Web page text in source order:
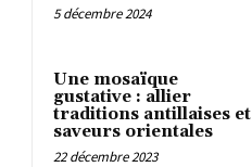
5 décembre 2024
Une mosaïque
gustative : allier
traditions antillaises et
saveurs orientales
22 décembre 2023